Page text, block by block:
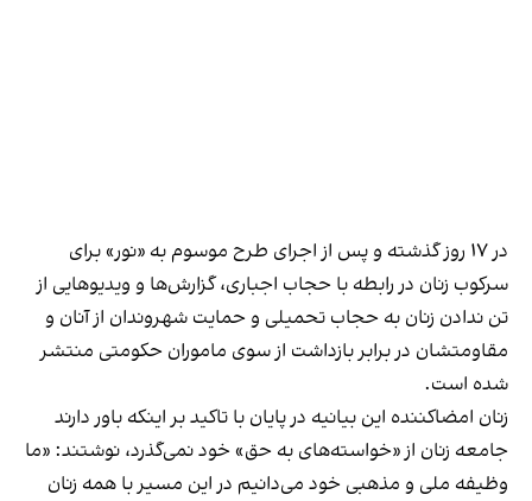
در ۱۷ روز گذشته و پس از اجرای طرح موسوم به «نور» برای
سرکوب زنان در رابطه با حجاب اجباری، گزارش‌ها و ویدیوهایی از
تن ندادن زنان به حجاب تحمیلی وحمایت شهروندان از آنان و
مقاومتشان در برابر بازداشت از سوی ماموران حکومتی منتشر
شده است.
زنان امضاکننده این بیانیه در پایان با تاکید بر اینکه باور دارند
جامعه زنان از «خواسته‌های به حق» خود نمی‌گذرد، نوشتند: «ما
وظیفه ملی و مذهبی خود می‌دانیم در این مسیر با همه زنان